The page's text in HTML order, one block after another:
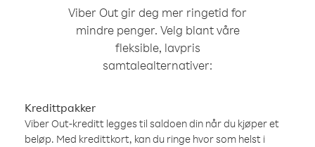
Viber Out gir deg mer ringetid for
mindre penger. Velg blant våre
fleksible, lavpris
samtalealternativer:
Kredittpakker
Viber Out-kreditt legges til saldoen din når du kjøper et
beløp. Med kredittkort, kan du ringe hvor som helst i